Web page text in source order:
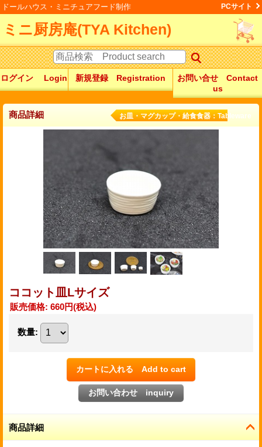
ドールハウス・ミニチュアフード制作 PCサイト
ミニ厨房庵(TYA Kitchen)
ログイン Login 新規登録 Registration
お問い合せ Contact
us
商品詳細 お皿・マグカップ・給食食器：Tableware
ココット皿Lサイズ
販売価格: 660円(税込)
数量:
商品詳細